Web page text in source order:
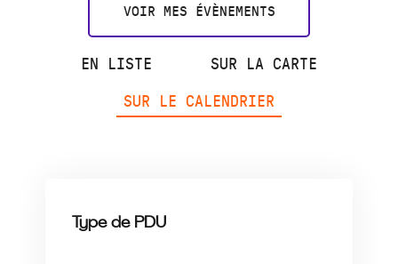
VOIR MES ÉVÈNEMENTS
EN LISTE
SUR LA CARTE
SUR LE CALENDRIER
Type de PDU